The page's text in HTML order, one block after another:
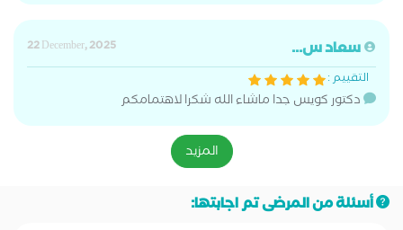
سعاد س...
22 December, 2025
التقييم :
دكتور كويس جدا ماشاء الله شكرا لاهتمامكم
المزيد
أسئلة من المرضى تم اجابتها: